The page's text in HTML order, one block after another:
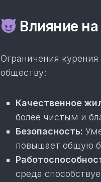
Влияние
Ограничения
обществу:
Качественное
более чистым и
Безопасность:
повышает общую
среда